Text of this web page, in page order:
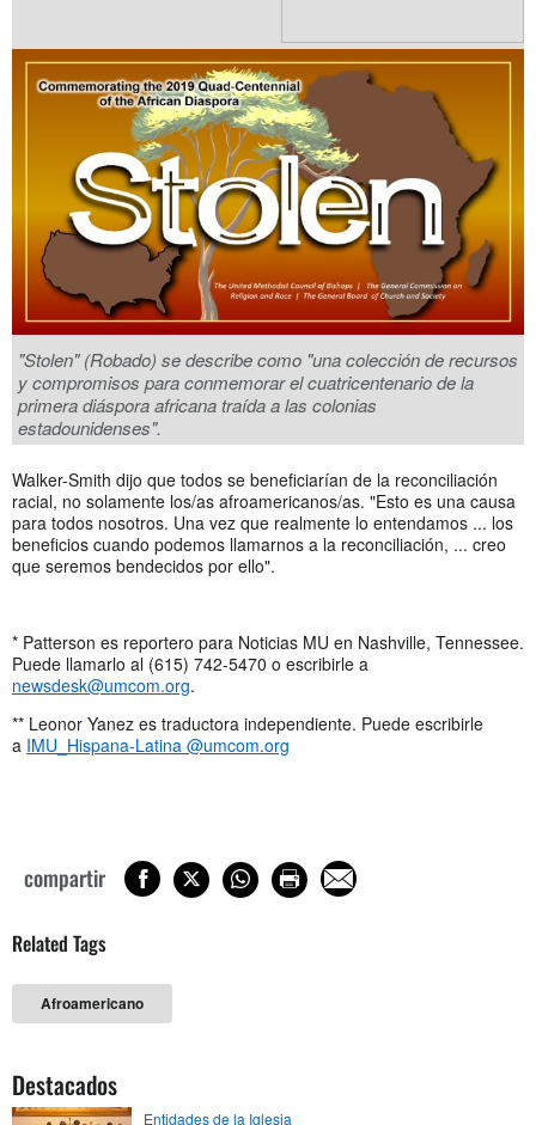
"Stolen" (Robado) se describe como "una colección de recursos
y compromisos para conmemorar el cuatricentenario de la
primera diáspora africana traída a las colonias
estadounidenses".
Walker-Smith dijo que todos se beneficiarían de la reconciliación
racial, no solamente los/as afroamericanos/as. "Esto es una causa
para todos nosotros. Una vez que realmente lo entendamos ... los
beneficios cuando podemos llamarnos a la reconciliación, ... creo
que seremos bendecidos por ello".
* Patterson es reportero para Noticias MU en Nashville, Tennessee.
Puede llamarlo al (615) 742-5470 o escribirle a
newsdesk@umcom.org.
** Leonor Yanez es traductora independiente. Puede escribirle
a IMU_Hispana-Latina @umcom.org
compartir
Related Tags
Afroamericano
Destacados
Entidades de la Iglesia